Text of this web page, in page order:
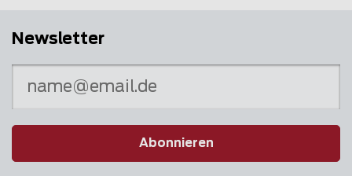
Newsletter
Abonnieren